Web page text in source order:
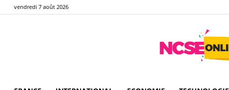
vendredi 7 août 2026